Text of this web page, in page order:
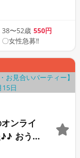
が対象
38〜52歳 550円
〇女性急募‼
ンライ
おう
が対象